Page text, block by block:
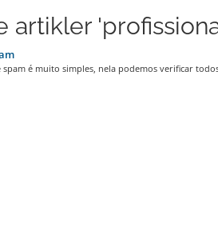
artikler
é muito simples, nela podemos verificar